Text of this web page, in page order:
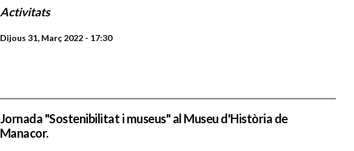
Activitats
Dijous 31, Març 2022 - 17:30
Jornada "Sostenibilitat i museus" al Museu d'Història de
Manacor.